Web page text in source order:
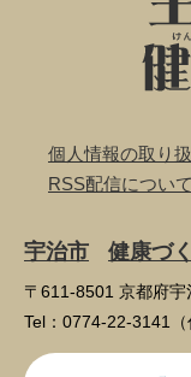
個人情報の取り
RSS配信について
宇治市 健康づ
〒611-8501 京都府
Tel：0774-22-3141